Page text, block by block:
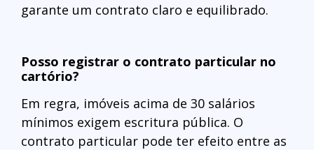
garante um contrato claro e equilibrado.
Posso registrar o contrato particular no
cartório?
Em regra, imóveis acima de 30 salários
mínimos exigem escritura pública. O
contrato particular pode ter efeito entre as